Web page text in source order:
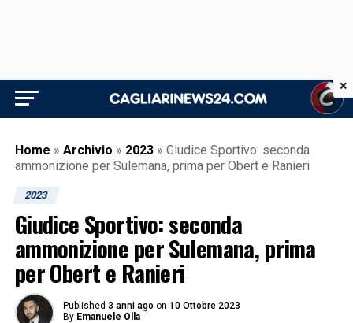
Home » Archivio » 2023 » Giudice Sportivo: seconda
ammonizione per Sulemana, prima per Obert e Ranieri
2023
Giudice Sportivo: seconda
ammonizione per Sulemana, prima
per Obert e Ranieri
Published 3 anni ago on 10 Ottobre 2023
By Emanuele Olla
×